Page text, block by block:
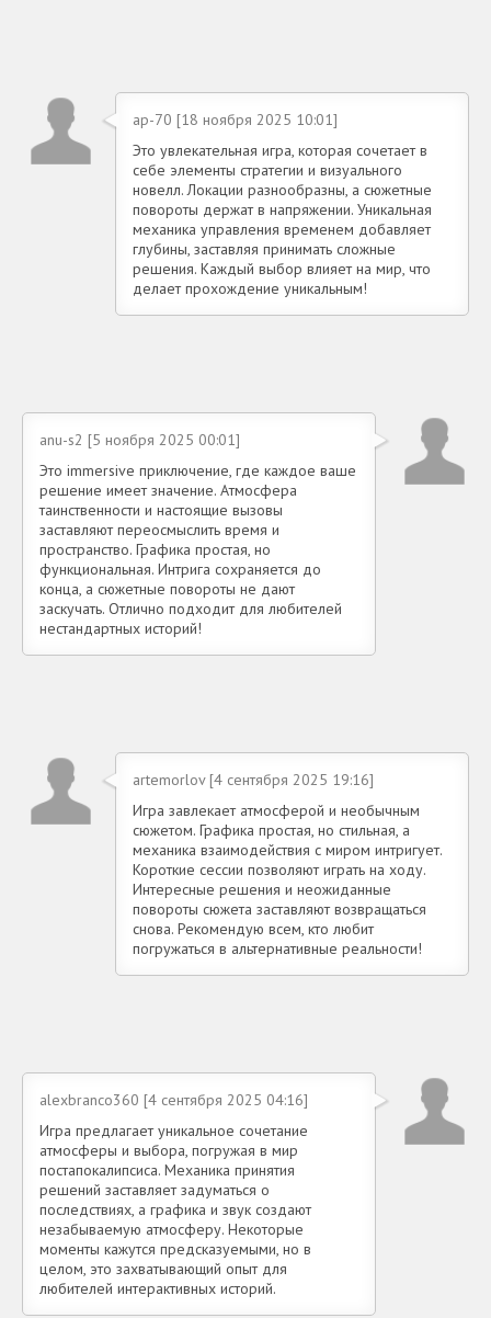
ap-70 [18 ноября 2025 10:01]
Это увлекательная игра, которая сочетает в
себе элементы стратегии и визуального
новелл. Локации разнообразны, а сюжетные
повороты держат в напряжении. Уникальная
механика управления временем добавляет
глубины, заставляя принимать сложные
решения. Каждый выбор влияет на мир, что
делает прохождение уникальным!
anu-s2 [5 ноября 2025 00:01]
Это immersive приключение, где каждое ваше
решение имеет значение. Атмосфера
таинственности и настоящие вызовы
заставляют переосмыслить время и
пространство. Графика простая, но
функциональная. Интрига сохраняется до
конца, а сюжетные повороты не дают
заскучать. Отлично подходит для любителей
нестандартных историй!
artemorlov [4 сентября 2025 19:16]
Игра завлекает атмосферой и необычным
сюжетом. Графика простая, но стильная, а
механика взаимодействия с миром интригует.
Короткие сессии позволяют играть на ходу.
Интересные решения и неожиданные
повороты сюжета заставляют возвращаться
снова. Рекомендую всем, кто любит
погружаться в альтернативные реальности!
alexbranco360 [4 сентября 2025 04:16]
Игра предлагает уникальное сочетание
атмосферы и выбора, погружая в мир
постапокалипсиса. Механика принятия
решений заставляет задуматься о
последствиях, а графика и звук создают
незабываемую атмосферу. Некоторые
моменты кажутся предсказуемыми, но в
целом, это захватывающий опыт для
любителей интерактивных историй.